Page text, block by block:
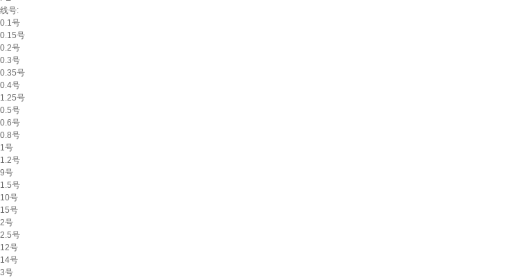
线号:
0.1号
0.15号
0.2号
0.3号
0.35号
0.4号
1.25号
0.5号
0.6号
0.8号
1号
1.2号
9号
1.5号
10号
15号
2号
2.5号
12号
14号
3号